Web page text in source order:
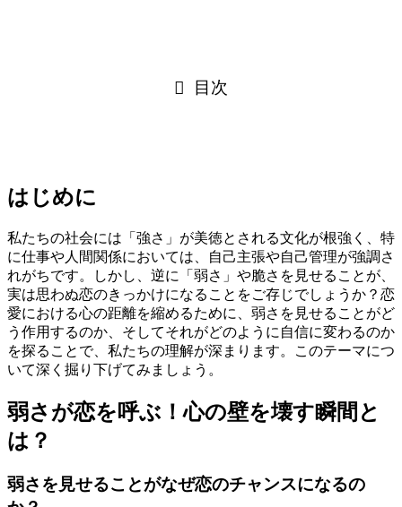
目次
はじめに
私たちの社会には「強さ」が美徳とされる文化が根強く、特
に仕事や人間関係においては、自己主張や自己管理が強調さ
れがちです。しかし、逆に「弱さ」や脆さを見せることが、
実は思わぬ恋のきっかけになることをご存じでしょうか？恋
愛における心の距離を縮めるために、弱さを見せることがど
う作用するのか、そしてそれがどのように自信に変わるのか
を探ることで、私たちの理解が深まります。このテーマにつ
いて深く掘り下げてみましょう。
弱さが恋を呼ぶ！心の壁を壊す瞬間と
は？
弱さを見せることがなぜ恋のチャンスになるの